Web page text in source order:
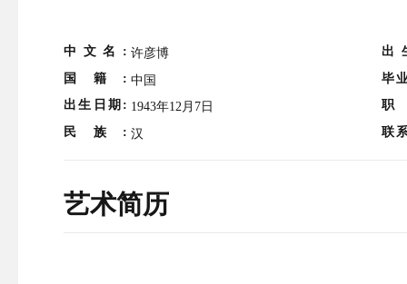
中文名: 许彦博
出
国籍: 中国
毕
出生日期: 1943年12月7日
民族: 汉 联
艺术简历